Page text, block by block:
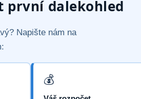
první dalekohled
Napište nám na